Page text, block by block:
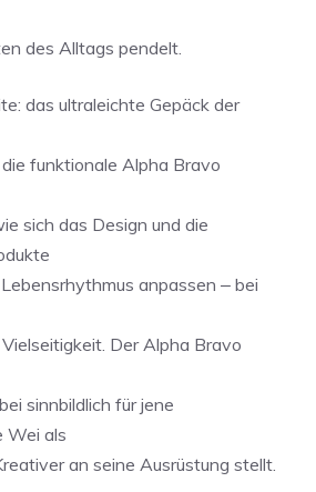
des Alltags pendelt.
das ultraleichte Gepäck der
funktionale Alpha Bravo
sich das Design und die
anpassen ‒ bei
Der Alpha Bravo
sinnbildlich für jene
Wei als
an seine Ausrüstung stellt.